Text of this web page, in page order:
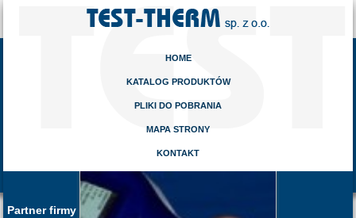
HOME
KATALOG PRODUKTÓW
PLIKI DO POBRANIA
MAPA STRONY
KONTAKT
Partner firmy